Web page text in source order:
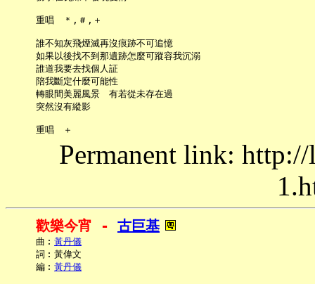
     重唱　＊,＃,＋
     誰不知灰飛煙滅再沒痕跡不可追憶
     如果以後找不到那遺跡怎麼可蹤容我沉溺
     誰道我要去找個人証
     陪我斷定什麼可能性
     轉眼間美麗風景　有若從未存在過
     突然沒有縱影
Permanent link:
歡樂今宵 - 古巨基
     曲︰
黃丹儀
     詞︰黃偉文
     編︰
黃丹儀